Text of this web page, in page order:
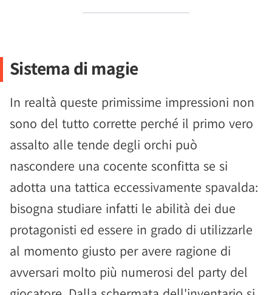
Sistema di magie
In realtà queste primissime impressioni non
sono del tutto corrette perché il primo vero
assalto alle tende degli orchi può
nascondere una cocente sconfitta se si
adotta una tattica eccessivamente spavalda:
bisogna studiare infatti le abilità dei due
protagonisti ed essere in grado di utilizzarle
al momento giusto per avere ragione di
avversari molto più numerosi del party del